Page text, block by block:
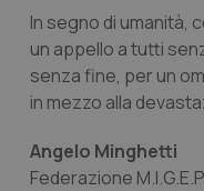
In segno di umanità,
un appello a tutti
senza fine, per un
in mezzo alla
Angelo Minghetti
Federazione M.I.G.E.P.